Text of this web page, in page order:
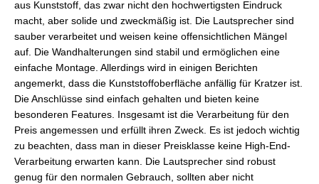
aus Kunststoff, das zwar nicht den hochwertigsten Eindruck
macht, aber solide und zweckmäßig ist. Die Lautsprecher sind
sauber verarbeitet und weisen keine offensichtlichen Mängel
auf. Die Wandhalterungen sind stabil und ermöglichen eine
einfache Montage. Allerdings wird in einigen Berichten
angemerkt, dass die Kunststoffoberfläche anfällig für Kratzer ist.
Die Anschlüsse sind einfach gehalten und bieten keine
besonderen Features. Insgesamt ist die Verarbeitung für den
Preis angemessen und erfüllt ihren Zweck. Es ist jedoch wichtig
zu beachten, dass man in dieser Preisklasse keine High-End-
Verarbeitung erwarten kann. Die Lautsprecher sind robust
genug für den normalen Gebrauch, sollten aber nicht